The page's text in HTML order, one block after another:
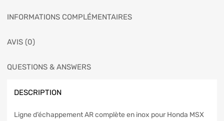
INFORMATIONS COMPLÉMENTAIRES
AVIS (0)
QUESTIONS & ANSWERS
DESCRIPTION
Ligne d’échappement AR complète en inox pour Honda MSX